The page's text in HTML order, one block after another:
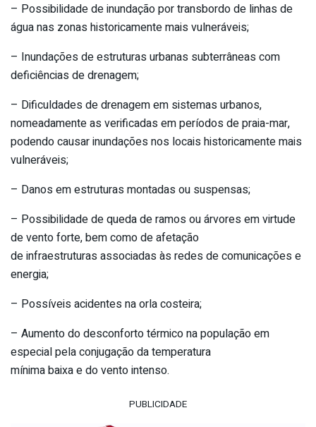
– Possibilidade de inundação por transbordo de linhas de
água nas zonas historicamente mais vulneráveis;
– Inundações de estruturas urbanas subterrâneas com
deficiências de drenagem;
– Dificuldades de drenagem em sistemas urbanos,
nomeadamente as verificadas em períodos de praia-mar,
podendo causar inundações nos locais historicamente mais
vulneráveis;
– Danos em estruturas montadas ou suspensas;
– Possibilidade de queda de ramos ou árvores em virtude
de vento forte, bem como de afetação
de infraestruturas associadas às redes de comunicações e
energia;
– Possíveis acidentes na orla costeira;
– Aumento do desconforto térmico na população em
especial pela conjugação da temperatura
mínima baixa e do vento intenso.
PUBLICIDADE